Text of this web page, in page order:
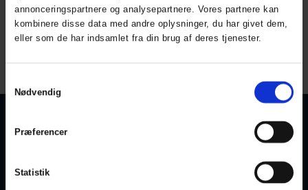
annonceringspartnere og analysepartnere. Vores partnere kan
kombinere disse data med andre oplysninger, du har givet dem,
eller som de har indsamlet fra din brug af deres tjenester.
Nødvendig
Præferencer
Statistik
Colors: Sizes: XS-5XL
All prices are incl. VAT
Dueoddevej 3